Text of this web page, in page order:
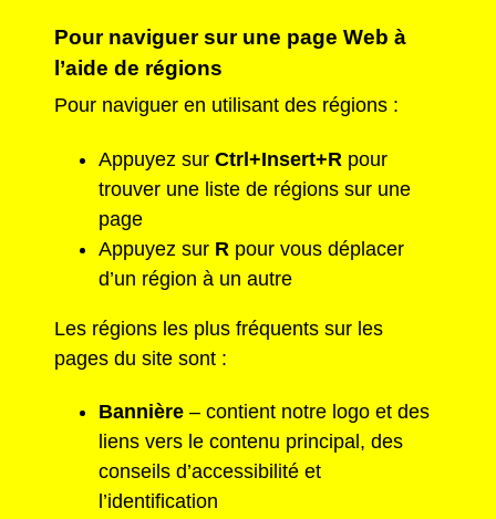
Pour naviguer sur une page Web à
l’aide de régions
Pour naviguer en utilisant des régions :
Appuyez sur Ctrl+Insert+R pour
trouver une liste de régions sur une
page
Appuyez sur R pour vous déplacer
d’un région à un autre
Les régions les plus fréquents sur les
pages du site sont :
Bannière– contient notre logo et des
liens vers le contenu principal, des
conseils d’accessibilité et
l’identification